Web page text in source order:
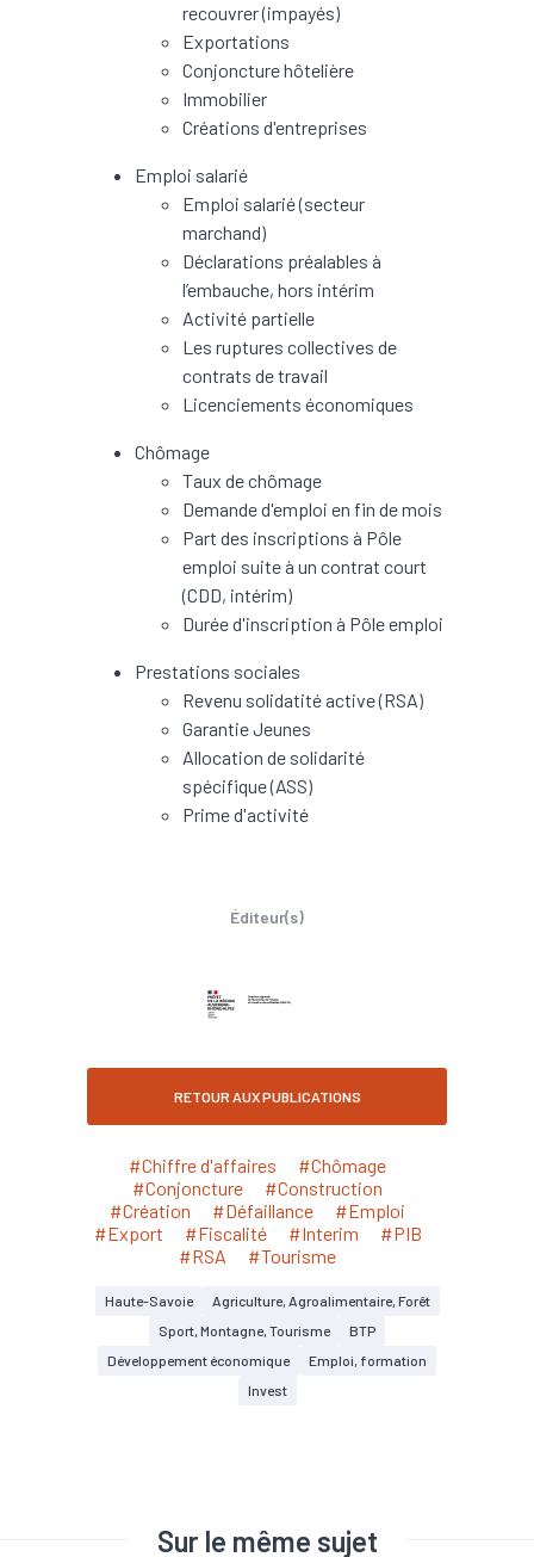
recouvrer (impayés)
Exportations
Conjoncture hôtelière
Immobilier
Créations d'entreprises
Emploi salarié
Emploi salarié (secteur
marchand)
Déclarations préalables à
l’embauche, hors intérim
Activité partielle
Les ruptures collectives de
contrats de travail
Licenciements économiques
Chômage
Taux de chômage
Demande d'emploi en fin de mois
Part des inscriptions à Pôle
emploi suite à un contrat court
(CDD, intérim)
Durée d'inscription à Pôle emploi
Prestations sociales
Revenu solidatité active (RSA)
Garantie Jeunes
Allocation de solidarité
spécifique (ASS)
Prime d'activité
Éditeur(s)
RETOUR AUX PUBLICATIONS
#Chiffre d'affaires
#Chômage
#Conjoncture
#Construction
#Création
#Défaillance
#Emploi
#Export
#Fiscalité #Interim
#PIB
#RSA
#Tourisme
Haute-Savoie
Agriculture, Agroalimentaire, Forêt
Sport, Montagne, Tourisme
BTP
Développement économique
Emploi, formation
Invest
Sur le même sujet